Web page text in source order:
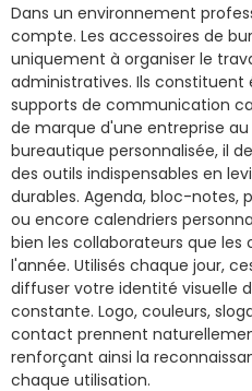
Dans un environnement
compte. Les accessoires de
uniquement à organiser le
administratives. Ils
supports de communication
de marque d'une entreprise
bureautique personnalisée, il
des outils indispensables en
durables. Agenda, bloc-notes,
ou encore calendriers
bien les collaborateurs que
l'année. Utilisés chaque jour,
diffuser votre identité visuelle
constante. Logo, couleurs,
contact prennent
renforçant ainsi la
chaque utilisation.